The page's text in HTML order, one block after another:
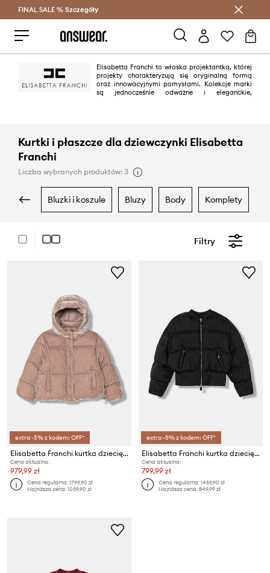
Oszczędzaj z Answear Club >
FINAL SALE % Szczegóły
Elisabetta Franchi to włoska projektantka, której
projekty charakteryzują się oryginalną formą
oraz innowacyjnymi pomysłami. Kolekcje marki
są jednocześnie odważne i eleganckie,
Kurtki i płaszcze dla dziewczynki Elisabetta
Franchi
Liczba wybranych produktów: 3
bluzki i koszule bluzy body komplety
Filtry
extra -5% z kodem: OFF*
Elisabetta Franchi kurtka dziecięca
Cena aktualna:
979,99 zł
Cena regularna:1799,90 zł
Najniższa cena:1039,90 zł
extra -5% z kodem: OFF*
Elisabetta Franchi kurtka dziecięca
Cena aktualna:
799,99 zł
Cena regularna:1459,90 zł
Najniższa cena:849,99 zł